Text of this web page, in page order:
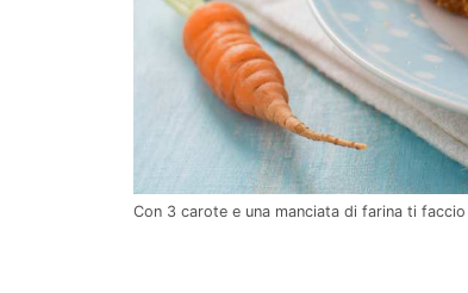
Con 3 carote e una manciata di farina ti